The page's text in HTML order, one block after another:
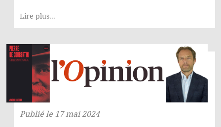
Lire plus...
Publié le 17 mai 2024